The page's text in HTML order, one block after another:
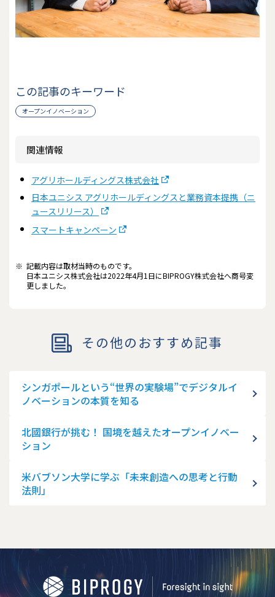
この記事のキーワード
オープンイノベーション
関連情報
アグリホールディングス株式会社
日本ユニシス アグリホールディングスと業務資本提携（ニ
ュースリリース）
スマートキャンペーン
※ 記載内容は取材当時のものです。
日本ユニシス株式会社は2022年4月1日にBIPROGY株式会社へ商号変
更しました。
その他のおすすめ記事
シンガポールという“世界の実験場”でデジタルイ
ノベーションの本質を知る
北國銀行が挑む！ 国境を越えたオープンイノベー
ション
米バブソン大学に学ぶ「未来創造への思考と行動
法則」